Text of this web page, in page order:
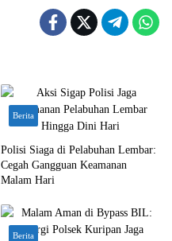
Berita
Polisi Siaga di Pelabuhan Lembar:
Cegah Gangguan Keamanan
Malam Hari
Berita